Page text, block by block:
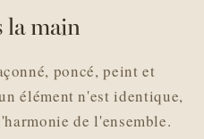
la main
poncé, peint et
élément n'est identique,
de l'ensemble.